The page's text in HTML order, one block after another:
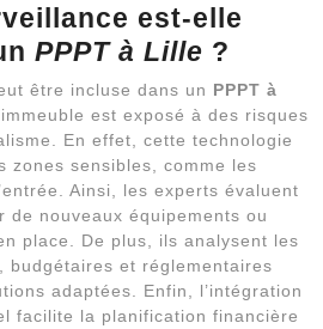
est-elle
PPPT à Lille ?
être incluse dans un PPPT à
est exposé à des risques
En effet, cette technologie
zones sensibles, comme les
Ainsi, les experts évaluent
de nouveaux équipements ou
place. De plus, ils analysent les
budgétaires et réglementaires
adaptées. Enfin, l’intégration
facilite la planification financière